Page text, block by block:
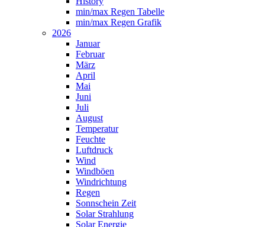
min/max Regen Tabelle
min/max Regen Grafik
2026
Januar
Februar
März
April
Mai
Juni
Juli
August
Temperatur
Feuchte
Luftdruck
Wind
Windböen
Windrichtung
Regen
Sonnschein Zeit
Solar Strahlung
Solar Energie